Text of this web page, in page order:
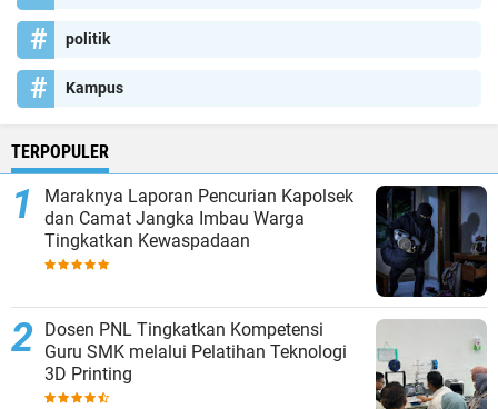
politik
Kampus
TERPOPULER
Maraknya Laporan Pencurian Kapolsek
dan Camat Jangka Imbau Warga
Tingkatkan Kewaspadaan
Dosen PNL Tingkatkan Kompetensi
Guru SMK melalui Pelatihan Teknologi
3D Printing